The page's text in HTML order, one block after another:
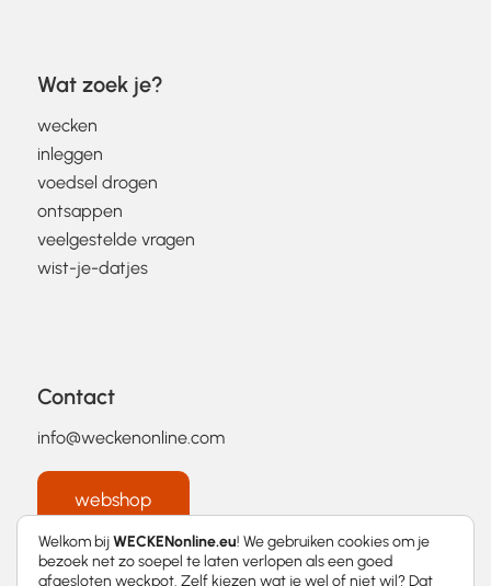
Wat zoek je?
wecken
inleggen
voedsel drogen
ontsappen
veelgestelde vragen
wist-je-datjes
Contact
info@weckenonline.com
webshop
Welkom bijWECKENonline.eu! We gebruiken cookies om je
bezoek net zo soepel te laten verlopen als een goed
afgesloten weckpot. Zelf kiezen wat je wel of niet wil? Dat